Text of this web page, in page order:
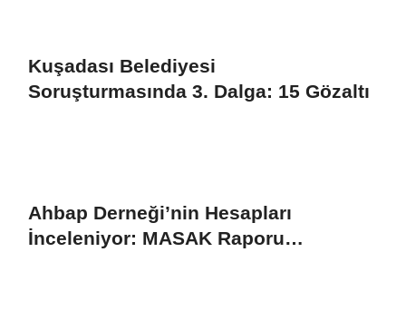
Kuşadası Belediyesi
Soruşturmasında 3. Dalga: 15 Gözaltı
Ahbap Derneği’nin Hesapları
İnceleniyor: MASAK Raporu